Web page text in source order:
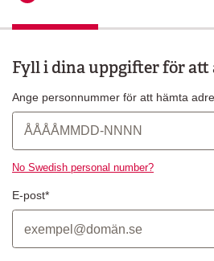
Fyll i dina uppgifter för att
Ange personnummer för att hämta
No Swedish personal number?
E-post*